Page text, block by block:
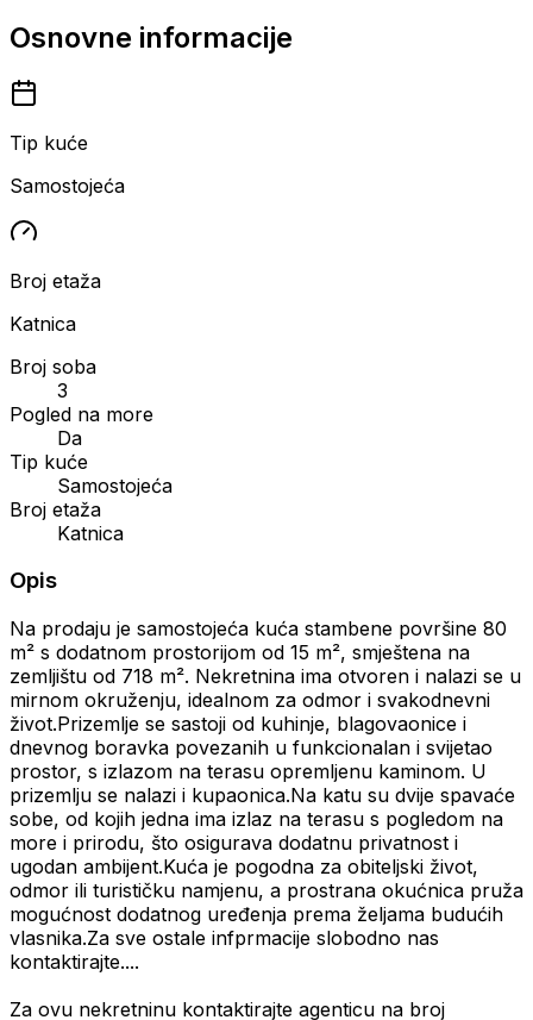
Osnovne informacije
Tip kuće
Samostojeća
Broj etaža
Katnica
Broj soba
3
Pogled na more
Da
Tip kuće
Samostojeća
Broj etaža
Katnica
Opis
Na prodaju je samostojeća kuća stambene površine 80
m² s dodatnom prostorijom od 15 m², smještena na
zemljištu od 718 m². Nekretnina ima otvoren i nalazi se u
mirnom okruženju, idealnom za odmor i svakodnevni
život.Prizemlje se sastoji od kuhinje, blagovaonice i
dnevnog boravka povezanih u funkcionalan i svijetao
prostor, s izlazom na terasu opremljenu kaminom. U
prizemlju se nalazi i kupaonica.Na katu su dvije spavaće
sobe, od kojih jedna ima izlaz na terasu s pogledom na
more i prirodu, što osigurava dodatnu privatnost i
ugodan ambijent.Kuća je pogodna za obiteljski život,
odmor ili turističku namjenu, a prostrana okućnica pruža
mogućnost dodatnog uređenja prema željama budućih
vlasnika.Za sve ostale infprmacije slobodno nas
kontaktirajte....
Za ovu nekretninu kontaktirajte agenticu na broj